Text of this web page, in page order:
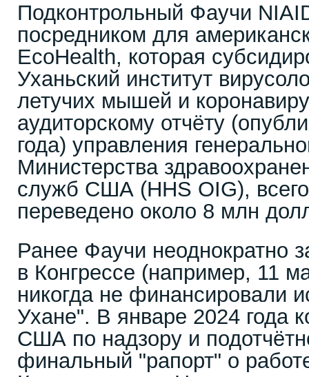
Подконтрольный Фаучи
посредником для
EcoHealth, которая
Уханьский институт
летучих мышей и
аудиторскому отчёту
года) управления
Министерства
служб США (HHS OIG),
переведено около 8 млн
Ранее Фаучи неоднократно
в Конгрессе (например, 11
никогда не финансировали
Ухане". В январе 2024 года
США по надзору и
финальный "рапорт" о